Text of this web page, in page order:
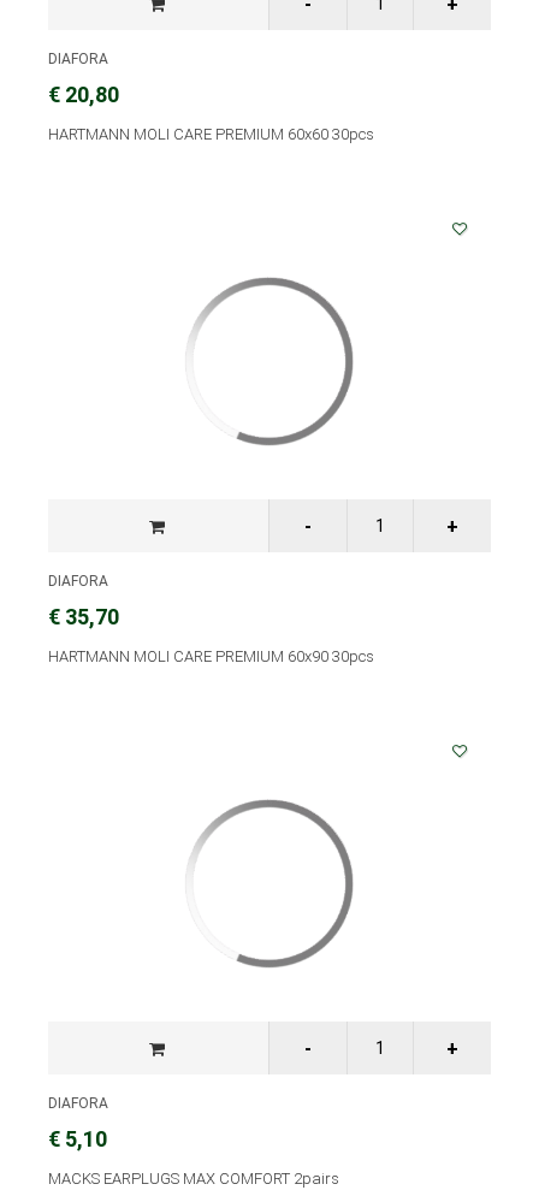
DIAFORA
€ 20,80
HARTMANN MOLI CARE PREMIUM 60x60 30pcs
DIAFORA
€ 35,70
HARTMANN MOLI CARE PREMIUM 60x90 30pcs
DIAFORA
€ 5,10
MACKS EARPLUGS MAX COMFORT 2pairs